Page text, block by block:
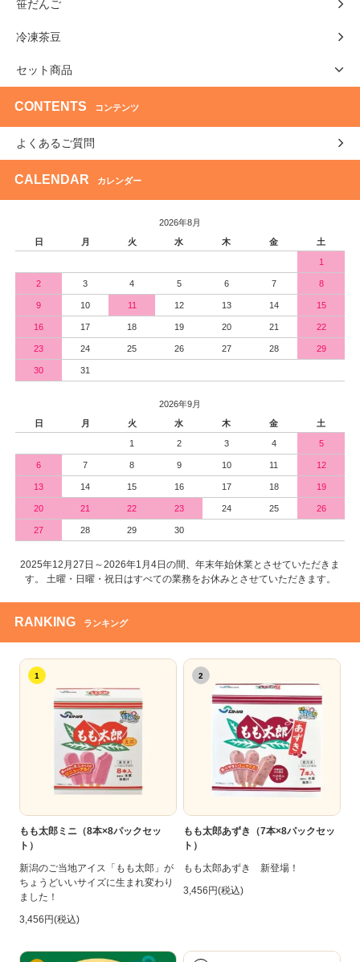
笹だんご
冷凍茶豆
セット商品
CONTENTS コンテンツ
よくあるご質問
CALENDAR カレンダー
2026年8月
日
月 火 水 木 金 土
1
2 3 4 5 6 7 8
9 10 11 12 13 14 15
16 17 18 19 20 21 22
23 24 25 26 27 28 29
30 31
2026年9月
日
月 火 水 木 金 土
1 2 3 4 5
6 7 8 9 10 11 12
13 14 15 16 17 18 19
20 21 22 23 24 25 26
27 28 29 30
2025年12月27日～2026年1月4日の間、年末年始休業とさせていただきま
す。 土曜・日曜・祝日はすべての業務をお休みとさせていただきます。
RANKING ランキング
1
もも太郎ミニ（8本×8パックセッ
ト）
新潟のご当地アイス「もも太郎」が
ちょうどいいサイズに生まれ変わり
ました！
3,456円(税込)
2
もも太郎あずき（7本×8パックセッ
ト）
もも太郎あずき 新登場！
3,456円(税込)